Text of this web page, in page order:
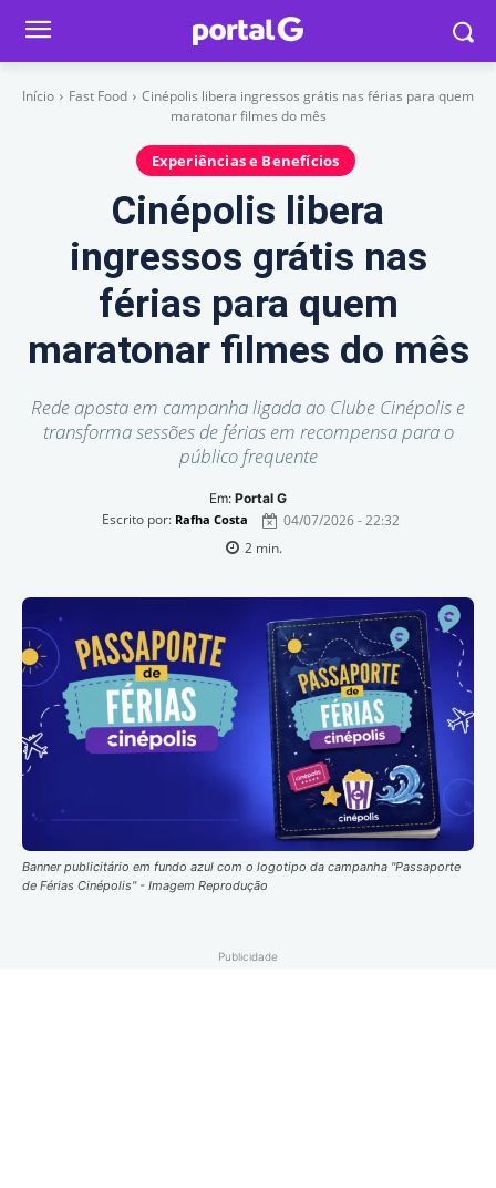
Início Fast Food
Cinépolis libera ingressos grátis nas férias para quem
maratonar filmes do mês
Experiências e Benefícios
Cinépolis libera
ingressos grátis nas
férias para quem
maratonar filmes do mês
Rede aposta em campanha ligada ao Clube Cinépolis e
transforma sessões de férias em recompensa para o
público frequente
Em: Portal G
Escrito por: Rafha Costa
04/07/2026 - 22:32
2min.
Banner publicitário em fundo azul com o logotipo da campanha "Passaporte
de Férias Cinépolis" - Imagem Reprodução
Publicidade